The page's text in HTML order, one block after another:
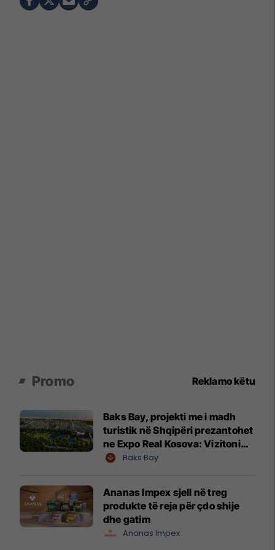
Promo Reklamo këtu
Baks Bay, projekti me i madh
turistik në Shqipëri prezantohet
ne Expo Real Kosova: Vizitoni
shtandin dhe zbuloni
Baks Bay
Ananas Impex sjell në treg
produkte të reja për çdo shije
dhe gatim
Ananas Impex